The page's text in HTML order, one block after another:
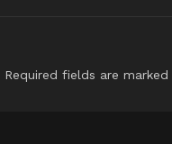
Required fields are marked